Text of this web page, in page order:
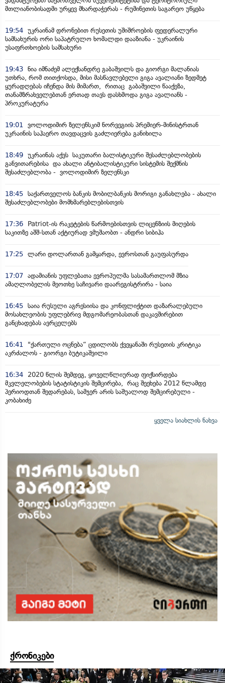
მთლიანობისადმი ურყევ მხარდაჭერას - რუმინეთის საგარეო უწყება
19:54 უკრაინამ დრონებით რუსეთის უშიშროების ფედერალური
სამსახურის ორი საპატრულო ხომალდი დააზიანა - უკრაინის
უსაფრთხოების სამსახური
19:43 ნია იმნაძემ ალექსანდრე გაბაშვილს და გიორგი მალანიას
უთხრა, რომ თითქოსდა, მისი მასწავლებელი გიგა ავალიანი ზედმეტ
ყურადღებას იჩენდა მის მიმართ, რითაც გაბაშვილი წააქეზა,
თანამზრახველებთან ერთად თავს დასხმოდა გიგა ავალიანს -
პროკურატურა
19:01
ვოლოდიმირ ზელენსკიმ ნორვეგიის პრემიერ-მინისტრთან
უკრაინის საჰაერო თავდაცვის გაძლიერება განიხილა
18:49 უკრაინას აქვს საკუთარი ბალისტიკური შესაძლებლობების
განვითარებისა და ახალი ანტიბალისტიკური სისტემის შექმნის
შესაძლებლობა - ვოლოდიმირ ზელენსკი
18:45 საქართველოს ბანკის მობილბანკის მორიგი განახლება - ახალი
შესაძლებლობები მომხმარებლებისთვის
17:36
Patriot-ის რაკეტების წარმოებისთვის ლიცენზიის მიღების
საკითზე აშშ-სთან აქტიურად ვმუშაობთ - ანდრი სიბიჰა
17:25 ლარი დოლართან გამყარდა, ევროსთან გაუფასურდა
17:07 ადამიანის უფლებათა ევროპულმა სასამართლომ მზია
ამაღლობელის მეოთხე საჩივარი დაარეგისტრირა - საია
16:45 საია რუსული აგრესიისა და კონფლიქტით დაზარალებული
მოსახლეობის უფლებრივ მდგომარეობასთან დაკავშირებით
განცხადებას ავრცელებს
16:41
"ქართული ოცნება“ ცდილობს ქვეყანაში რუსეთის კრიტიკა
აკრძალოს - გიორგი ბუტიკაშვილი
16:34
2020 წლის შემდეგ, ყოველწლიურად ფიქსირდება
მკვლელობების სტატისტიკის შემცირება, რაც შეეხება 2012 წლამდე
პერიოდთან შედარებას, სამჯერ არის საშუალოდ შემცირებული -
კობახიძე
ყველა სიახლის ნახვა
ქრონიკები